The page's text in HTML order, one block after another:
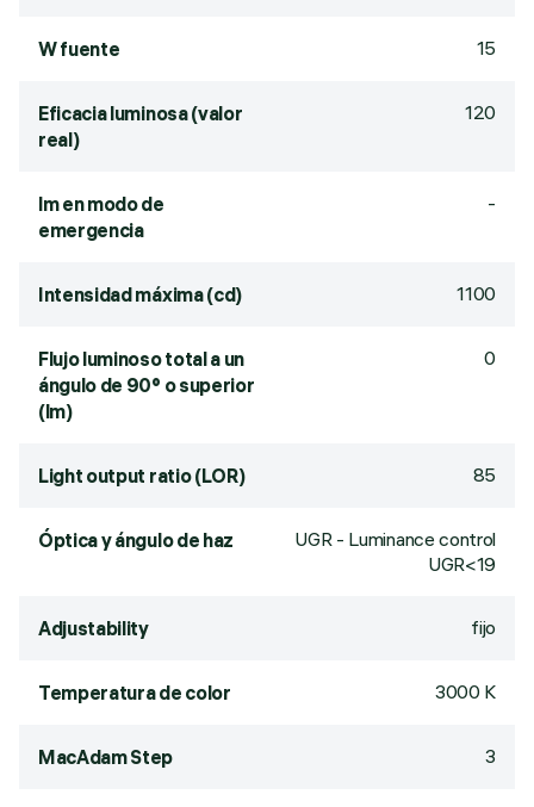
W fuente 15
Eficacia luminosa (valor
real)
120
lm en modo de
emergencia
-
Intensidad máxima (cd) 1100
Flujo luminoso total a un
ángulo de 90° o superior
(lm)
0
Light output ratio (LOR) 85
Óptica y ángulo de haz
UGR - Luminance control
UGR<19
Adjustability fijo
Temperatura de color 3000 K
MacAdam Step 3